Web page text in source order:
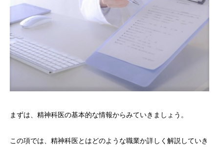
まずは、精神科医の基本的な情報からみていきましょう。
この項では、精神科医とはどのような職業か詳しく解説していき